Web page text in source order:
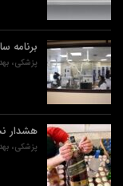
برنامه
پزشکی،
هشدار
پزشکی،